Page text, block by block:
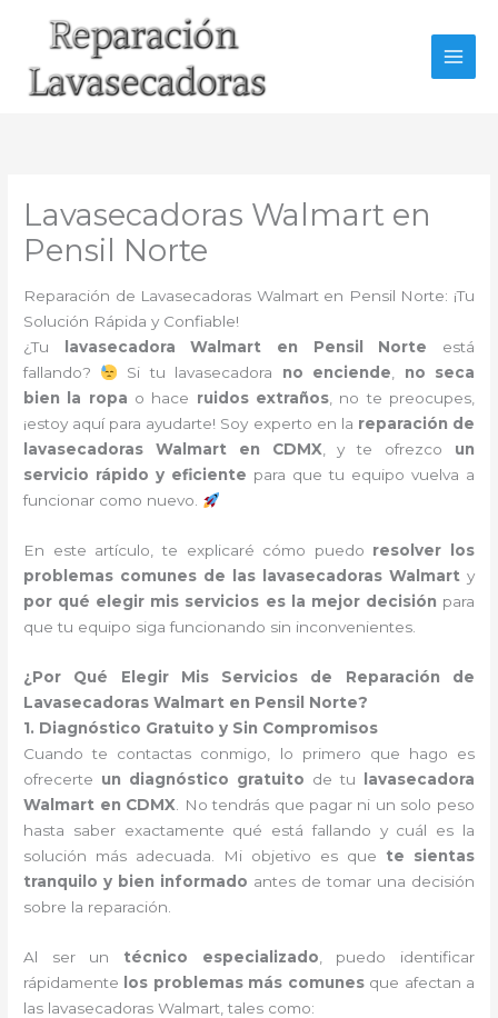
Lavasecadoras Walmart en
Pensil Norte
Reparación de Lavasecadoras Walmart en Pensil Norte: ¡Tu
Solución Rápida y Confiable!
¿Tu
lavasecadora Walmart en Pensil Norte está
fallando?
Si tu lavasecadora no enciende, no seca
bien la ropa o hace ruidos extraños, no te preocupes,
¡estoy aquí para ayudarte! Soy experto en la reparación de
lavasecadoras Walmart en CDMX, y te ofrezco un
servicio rápido y eficiente para que tu equipo vuelva a
funcionar como nuevo.
En este artículo, te explicaré cómo puedo resolver los
problemas comunes de las lavasecadoras Walmart y
por qué elegir mis servicios es la mejor decisión para
que tu equipo siga funcionando sin inconvenientes.
¿Por Qué Elegir Mis Servicios de Reparación de
Lavasecadoras Walmart en Pensil Norte?
1. Diagnóstico Gratuito y Sin Compromisos
Cuando te contactas conmigo, lo primero que hago es
ofrecerte un diagnóstico gratuito de tu
lavasecadora
Walmart en CDMX . No tendrás que pagar ni un solo peso
hasta saber exactamente qué está fallando y cuál es la
solución más adecuada. Mi objetivo es que te sientas
tranquilo y bien informado antes de tomar una decisión
sobre la reparación.
Al ser un técnico especializado , puedo identificar
rápidamente
los problemas más comunesque afectan a
las lavasecadoras Walmart, tales como: